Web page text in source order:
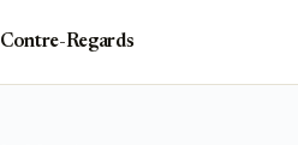
contenu
Contre-Regards